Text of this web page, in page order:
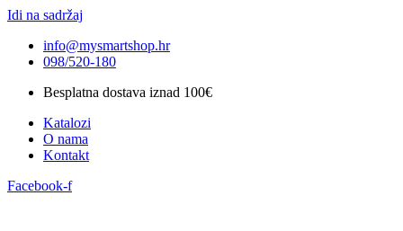
Idi na sadržaj
info@mysmartshop.hr
098/520-180
Besplatna dostava iznad 100€
Katalozi
O nama
Kontakt
Facebook-f